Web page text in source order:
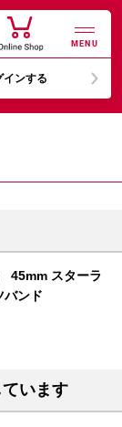
MENU
インする
45mm スターラ
バンド
います